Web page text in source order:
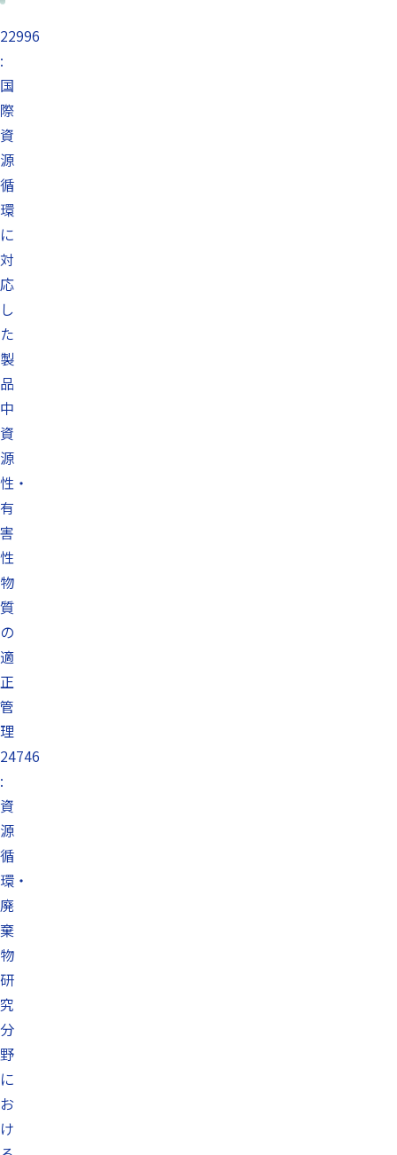
22996
:
国
際
資
源
循
環
に
対
応
し
た
製
品
中
資
源
性・
有
害
性
物
質
の
適
正
管
理
24746
:
資
源
循
環・
廃
棄
物
研
究
分
野
に
お
け